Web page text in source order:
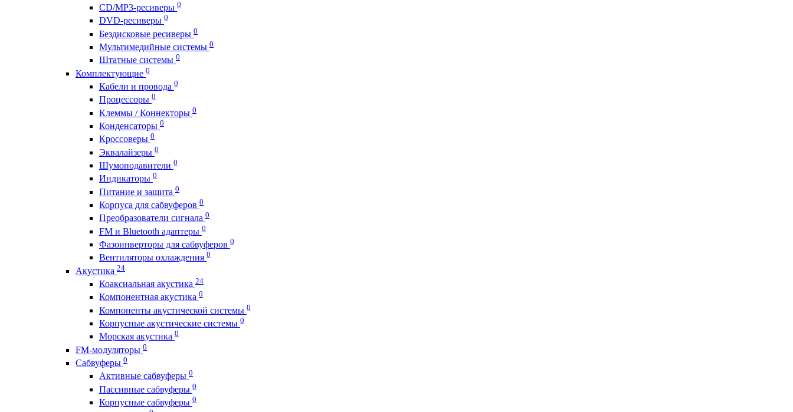
CD/MP3-ресиверы 0
DVD-ресиверы 0
Бездисковые ресиверы 0
Мультимедийные системы 0
Штатные системы 0
Комплектующие 0
Кабели и провода 0
Процессоры 0
Клеммы / Коннекторы 0
Конденсаторы 0
Кроссоверы 0
Эквалайзеры 0
Шумоподавители 0
Индикаторы 0
Питание и защита 0
Корпуса для сабвуферов 0
Преобразователи сигнала 0
FM и Bluetooth адаптеры 0
Фазоинверторы для сабвуферов 0
Вентиляторы охлаждения 0
Акустика 24
Коаксиальная акустика 24
Компонентная акустика 0
Компоненты акустической системы 0
Корпусные акустические системы 0
Морская акустика 0
FM-модуляторы 0
Сабвуферы 0
Активные сабвуферы 0
Пассивные сабвуферы 0
Корпусные сабвуферы 0